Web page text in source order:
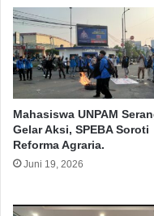
144 titik di wilayah
Sementara untuk
Muhammadiyah tak
Santunan Yatim,
Khitanan Massal. (Idr/
Mahasiswa UNPAM
Gelar Aksi, SPEBA Soroti
Reforma Agraria.
Juni 19, 2026